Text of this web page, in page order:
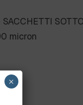
micron
×